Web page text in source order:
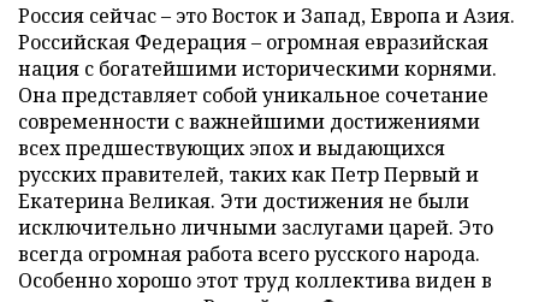
Россия сейчас – это Восток и Запад, Европа и Азия.
Российская Федерация – огромная евразийская
нация с богатейшими историческими корнями.
Она представляет собой уникальное сочетание
современности с важнейшими достижениями
всех предшествующих эпох и выдающихся
русских правителей, таких как Петр Первый и
Екатерина Великая. Эти достижения не были
исключительно личными заслугами царей. Это
всегда огромная работа всего русского народа.
Особенно хорошо этот труд коллектива виден в